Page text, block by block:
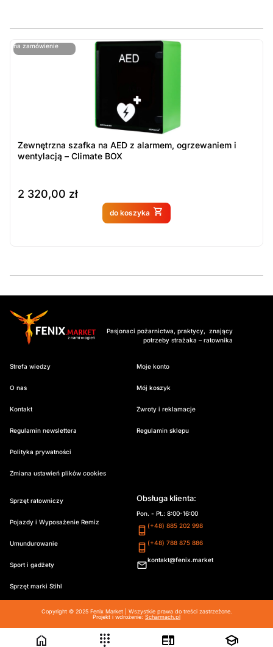
na zamówienie
ostatnie sztuki
Zewnętrzna szafka na AED z alarmem, ogrzewaniem i
wentylacją – Climate BOX
2 320,00 zł
do koszyka
Produkt dostępny na
Pasjonaci pożarnictwa, praktycy, znający
potrzeby strażaka – ratownika
Strefa wiedzy
O nas
Kontakt
Regulamin newslettera
Polityka prywatności
Zmiana ustawień plików cookies
Moje konto
Mój koszyk
Zwroty i reklamacje
Regulamin sklepu
Sprzęt ratowniczy
Pojazdy i Wyposażenie Remiz
Umundurowanie
Sport i gadżety
Sprzęt marki Stihl
Obsługa klienta:
Pon. - Pt.: 8:00-16:00
(+48) 885 202 998
(+48) 788 875 886
kontakt@fenix.market
Copyright © 2025 Fenix Market | Wszystkie prawa do treści zastrzeżone.
Projekt i wdrożenie: Scharmach.pl